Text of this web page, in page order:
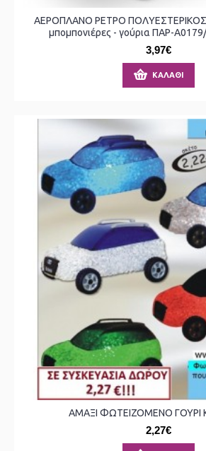
ΑΕΡΟΠΛΑΝΟ ΡΕΤΡΟ
μπομπονιέρες - γούρια ΠΑΡ-
3,97€
ΚΑΛΆΘΙ
ΑΜΑΞΙ ΦΩΤΕΙΖΟΜΕΝΟ ΓΟΥΡΙ
2,27€